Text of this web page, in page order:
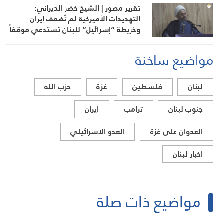
تقرير مصور | الشيخ خضر الديراني:
التهديدات الأميركية لم تُضعف إيران
وخريطة “إسرائيل” للبنان تستدعي موقفاً
مواضيع ساخنة
لبنان فلسطين غزة
حزب الله
جنوب لبنان
ترامب
ايران
العدوان على غزة
العدو الاسرائيلي
اخبار لبنان
مواضيع ذات صلة